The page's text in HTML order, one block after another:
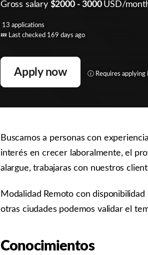
Gross salary $2000 - 3000 USD/
13 applications
💤 Last checked 169 days ago
Apply now ⓘ Requires applying
Buscamos a personas con
interés en crecer laboralmente, el
alargue, trabajaras con nuestros
Modalidad Remoto con
otras ciudades podemos validar el
Conocimientos